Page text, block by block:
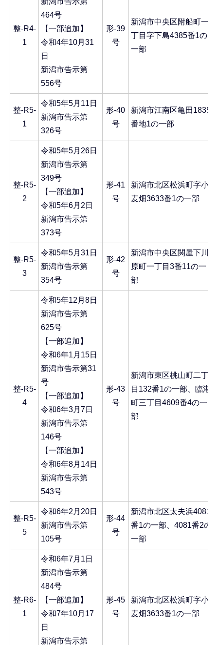
整-R4-
1
464号
【一部追加】
令和4年10月31
日
新潟市告示第
556号
形-39
号
新潟市中央区附船町一
丁目字下島4385番1の
一部
整-R5-
1
令和5年5月11日
新潟市告示第
326号
形-40
号
新潟市江南区亀田1835
番地1の一部
整-R5-
2
令和5年5月26日
新潟市告示第
349号
【一部追加】
令和5年6月2日
新潟市告示第
373号
形-41
号
新潟市北区松浜町字小
麦畑3633番1の一部
整-R5-
3
令和5年5月31日
新潟市告示第
354号
形-42
号
新潟市中央区関屋下川
原町一丁目3番11の一
部
整-R5-
4
令和5年12月8日
新潟市告示第
625号
【一部追加】
令和6年1月15日
新潟市告示第31
号
【一部追加】
令和6年3月7日
新潟市告示第
146号
【一部追加】
令和6年8月14日
新潟市告示第
543号
形-43
号
新潟市東区桃山町二丁
目132番1の一部、臨港
町三丁目4609番4の一
部
整-R5-
5
令和6年2月20日
新潟市告示第
105号
形-44
号
新潟市北区太夫浜4081
番1の一部、4081番2の
一部
整-R6-
1
令和6年7月1日
新潟市告示第
484号
【一部追加】
令和7年10月17
日
新潟市告示第
形-45
号
新潟市北区松浜町字小
麦畑3633番1の一部